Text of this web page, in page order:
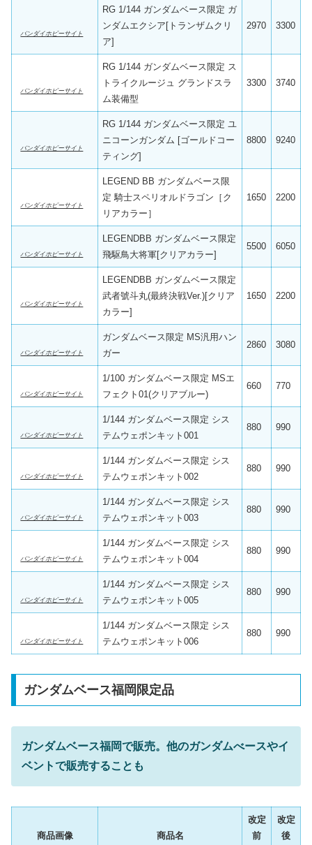
バンダイホビーサイト
RG 1/144 ガンダムベース限定 ガ
ンダムエクシア[トランザムクリ
ア]
2970 3300
バンダイホビーサイト
RG 1/144 ガンダムベース限定 ス
トライクルージュ グランドスラ
ム装備型
3300 3740
バンダイホビーサイト
RG 1/144 ガンダムベース限定 ユ
ニコーンガンダム [ゴールドコー
ティング]
8800 9240
バンダイホビーサイト
LEGEND BB ガンダムベース限
定 騎士スペリオルドラゴン［ク
リアカラー］
1650 2200
バンダイホビーサイト
LEGENDBB ガンダムベース限定
飛駆鳥大将軍[クリアカラー]
5500 6050
バンダイホビーサイト
LEGENDBB ガンダムベース限定
武者號斗丸(最終決戦Ver.)[クリア
カラー]
1650 2200
バンダイホビーサイト
ガンダムベース限定 MS汎用ハン
ガー
2860 3080
バンダイホビーサイト
1/100 ガンダムベース限定 MSエ
フェクト01(クリアブルー)
660 770
バンダイホビーサイト
1/144 ガンダムベース限定 シス
テムウェポンキット001
880 990
バンダイホビーサイト
1/144 ガンダムベース限定 シス
テムウェポンキット002
880 990
バンダイホビーサイト
1/144 ガンダムベース限定 シス
テムウェポンキット003
880 990
バンダイホビーサイト
1/144 ガンダムベース限定 シス
テムウェポンキット004
880 990
バンダイホビーサイト
1/144 ガンダムベース限定 シス
テムウェポンキット005
880 990
バンダイホビーサイト
1/144 ガンダムベース限定 シス
テムウェポンキット006
880 990
ガンダムベース福岡限定品
ガンダムベース福岡で販売。他のガンダムべースやイ
ベントで販売することも
商品画像 商品名
改定
前
改定
後